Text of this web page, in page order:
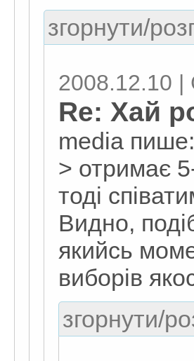
згорнути/
2008.12.10 |
Re: Хай
media пише:
> отримає
тоді
Видно,
якийсь
виборів
згорнути/